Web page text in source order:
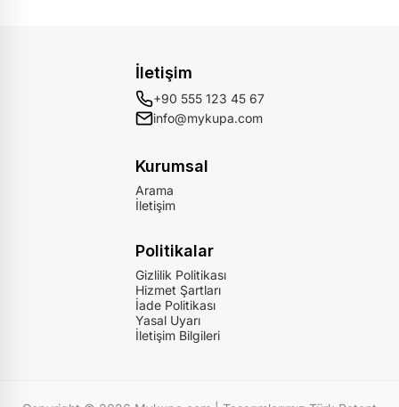
İletişim
+90 555 123 45 67
info@mykupa.com
Kurumsal
Arama
İletişim
Politikalar
Gizlilik Politikası
Hizmet Şartları
İade Politikası
Yasal Uyarı
İletişim Bilgileri